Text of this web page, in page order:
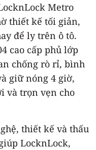
Metro
thiết kế tối giản,
để ly trên ô tô.
cao cấp phủ lớp
chống rò rỉ, bình
giữ nóng 4 giờ,
và trọn vẹn cho
thiết kế và thấu
LocknLock,